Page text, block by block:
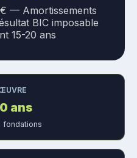
— Amortissements
BIC imposable
15-20 ans
ans
fondations